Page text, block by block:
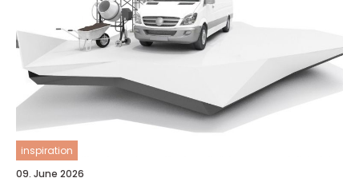
inspiration
09. June 2026